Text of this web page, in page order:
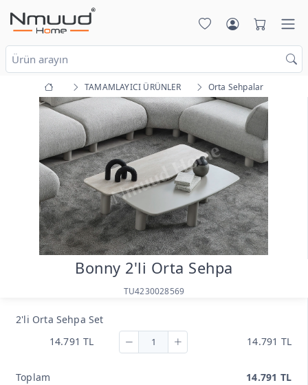
TAMAMLAYICI ÜRÜNLER Orta Sehpalar
Bonny 2'li Orta Sehpa
TU4230028569
2'li Orta Sehpa Set
14.791 TL
14.791 TL
Toplam 14.791 TL